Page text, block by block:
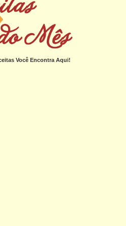
Você Encontra Aqui!